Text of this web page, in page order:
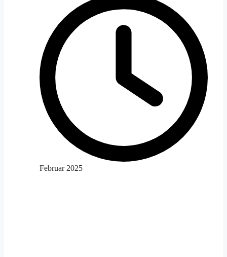
Februar 2025